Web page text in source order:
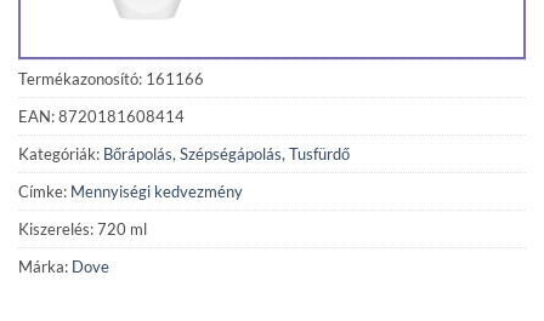
Termékazonosító: 161166
EAN: 8720181608414
Kategóriák: Bőrápolás, Szépségápolás, Tusfürdő
Címke: Mennyiségi kedvezmény
Kiszerelés: 720 ml
Márka: Dove